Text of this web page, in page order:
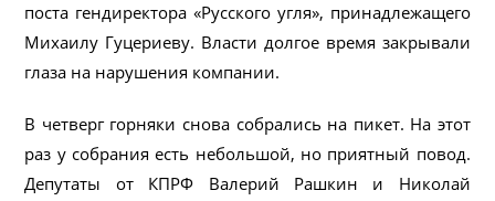
поста гендиректора «Русского угля», принадлежащего
Михаилу Гуцериеву. Власти долгое время закрывали
глаза на нарушения компании.
В четверг горняки снова собрались на пикет. На этот
раз у собрания есть небольшой, но приятный повод.
Депутаты от КПРФ Валерий Рашкин и Николай